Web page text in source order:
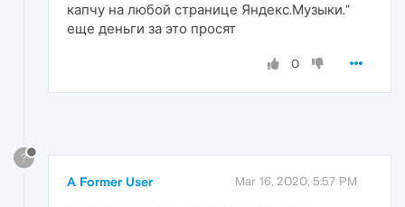
капчу на любой странице Яндекс.Музыки."
еще деньги за это просят
0
?
A Former User Mar 16, 2020, 5:57 PM